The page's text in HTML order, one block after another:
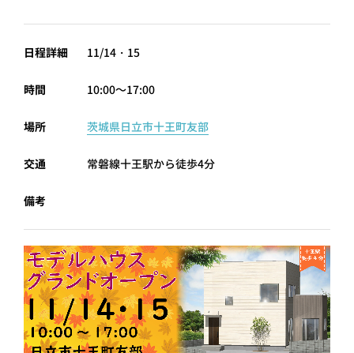
要
日程詳細 11/14・15
時間 10:00～17:00
場所 茨城県日立市十王町友部
交通 常磐線十王駅から徒歩4分
備考